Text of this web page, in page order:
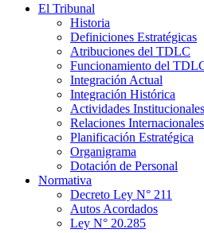
El Tribunal
Historia
Definiciones Estratégicas
Atribuciones del TDLC
Funcionamiento del
Integración Actual
Integración Histórica
Actividades Institucionales
Relaciones Internacionales
Planificación Estratégica
Organigrama
Dotación de Personal
Normativa
Decreto Ley N° 211
Autos Acordados
Ley N° 20.285